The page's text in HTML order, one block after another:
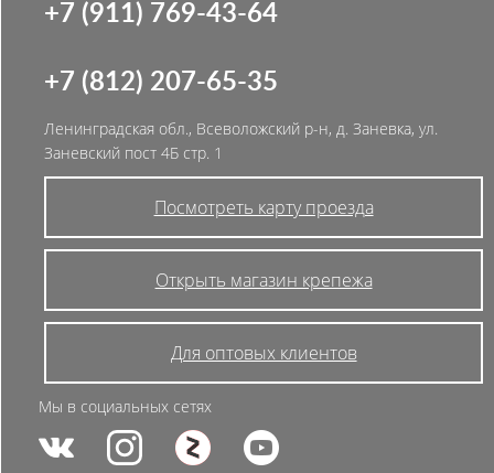
+7 (911) 769-43-64
+7 (812) 207-65-35
Ленинградская обл., Всеволожский р-н, д. Заневка, ул.
Заневский пост 4Б стр. 1
Посмотреть карту проезда
Открыть магазин крепежа
Для оптовых клиентов
Мы в социальных сетях